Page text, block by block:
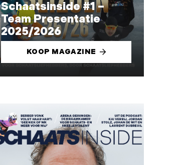
Schaatsinside #1 –
Team Presentatie
2025/2026
KOOP MAGAZINE